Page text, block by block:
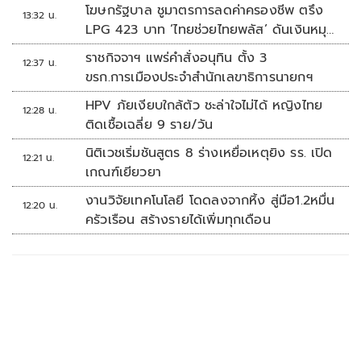
13:32 น.
โฆษกรัฐบาล ชูมาตรการลดค่าครองชีพ ตรึง
LPG 423 บาท ‘ไทยช่วยไทยพลัส’ ดันเงินหมุน
แสนล้าน
12:37 น.
ราชกิจจาฯ แพร่คำสั่งอนุทิน ตั้ง 3
ขรก.การเมืองประจำสำนักเลขาธิการนายกฯ
12:28 น.
HPV ภัยเงียบใกล้ตัว ชะล่าใจไม่ได้ หญิงไทย
ติดเชื้อเฉลี่ย 9 ราย/วัน
12:21 น.
นิติเวชเริ่มชันสูตร 8 ร่างเหยื่อเหตุยิง รร. เปิด
เกณฑ์เยียวยา
12:20 น.
งานวิจัยเทคโนโลยี โดดลงจากหิ้ง สู่มือ1.2หมื่น
ครัวเรือน สร้างรายได้เพิ่มทุกเดือน